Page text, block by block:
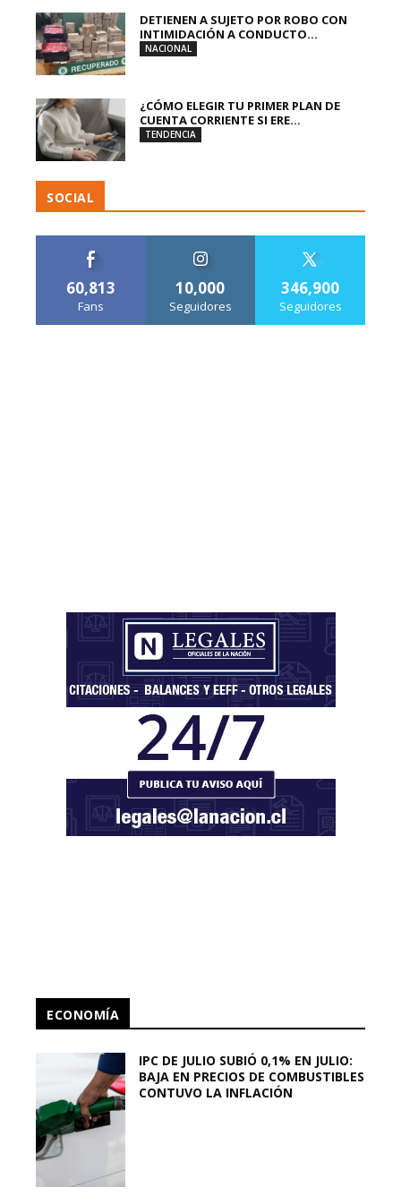
DETIENEN A SUJETO POR ROBO CON
INTIMIDACIÓN A CONDUCTO...
NACIONAL
¿CÓMO ELEGIR TU PRIMER PLAN DE
CUENTA CORRIENTE SI ERE...
TENDENCIA
SOCIAL
60,813
Fans
10,000
Seguidores
346,900
Seguidores
ECONOMÍA
IPC DE JULIO SUBIÓ 0,1% EN JULIO:
BAJA EN PRECIOS DE COMBUSTIBLES
CONTUVO LA INFLACIÓN